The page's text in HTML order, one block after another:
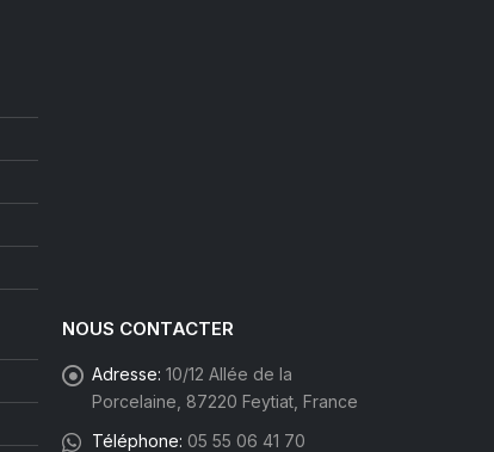
NOUS CONTACTER
Adresse: 10/12 Allée de la
Porcelaine, 87220 Feytiat, France
Téléphone: 05 55 06 41 70